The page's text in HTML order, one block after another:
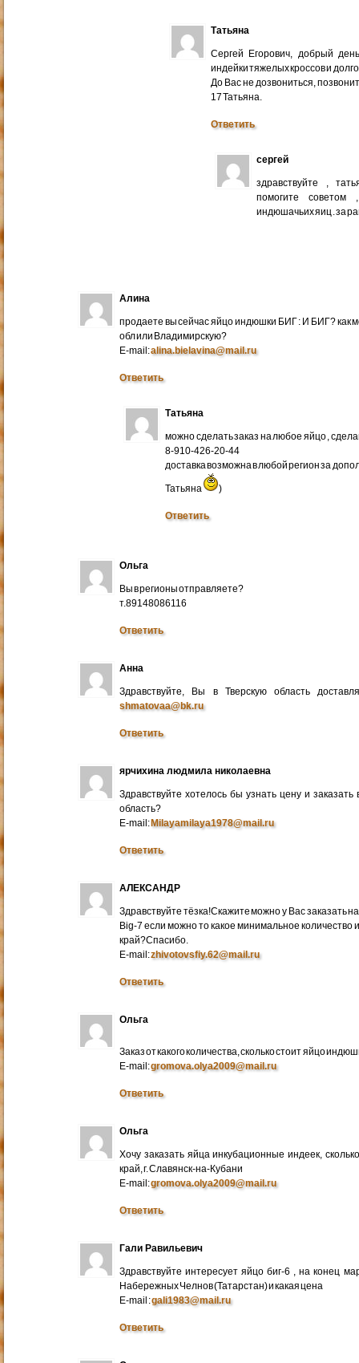
Татьяна
Сергей Егорович, добрый
индейки тяжелых кроссов и
До Вас не дозвониться,
17 Татьяна.
Ответить
сергей
здравствуйте ,
помогите
индюшачьих яиц . за
Алина
продаете вы сейчас яйцо индюшки БИГ : И БИГ? как
обл или Владимирскую?
E-mail:alina.bielavina@mail.ru
Ответить
Татьяна
можно сделать заказ на любое яйцо ,
8-910-426-20-44
доставка возможна в любой регион за
Татьяна )
Ответить
Ольга
Вы в регионы отправляете?
т.89148086116
Ответить
Анна
Здравствуйте, Вы в Тверскую область
shmatovaa@bk.ru
Ответить
ярчихина людмила николаевна
Здравствуйте хотелось бы узнать цену и
область?
E-mail:Milayamilaya1978@mail.ru
Ответить
АЛЕКСАНДР
Здравствуйте тёзка!Скажите можно у Вас заказать
Big-7 если можно то какое минимальное количество
край?Спасибо.
E-mail:zhivotovsfiy.62@mail.ru
Ответить
Ольга
Заказ от какого количества, сколько стоит яйцо
E-mail:gromova.olya2009@mail.ru
Ответить
Ольга
Хочу заказать яйца инкубационные индеек,
край, г. Славянск-на-Кубани
E-mail:gromova.olya2009@mail.ru
Ответить
Гали Равильевич
Здравствуйте интересует яйцо биг-6 , на конец
Набережных Челнов (Татарстан) и какая цена
E-mail :gali1983@mail.ru
Ответить